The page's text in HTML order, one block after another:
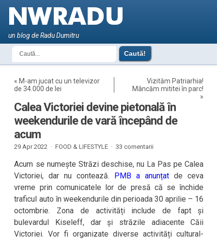
un blog de Radu Dumitru
« M-am jucat cu un televizor
de 34.000 de lei
Vizităm Patriarhia!
Mâncăm mititei în parc!
»
Calea Victoriei devine pietonală în
weekendurile de vară începând de
acum
29 Apr 2022 · FOOD & LIFESTYLE · 33 comentarii
Acum se numește Străzi deschise, nu La Pas pe Calea
Victoriei, dar nu contează. PMB a anunțat de ceva
vreme prin comunicatele lor de presă că se închide
traficul auto în weekendurile din perioada 30 aprilie – 16
octombrie. Zona de activități include de fapt și
bulevardul Kiseleff, dar și străzile adiacente Căii
Victoriei. Vor fi organizate diverse activități cultural-